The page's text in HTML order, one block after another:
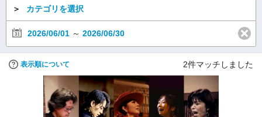
＞ カテゴリを選択
2026/06/01 ～ 2026/06/30
表示順について 2件マッチしました